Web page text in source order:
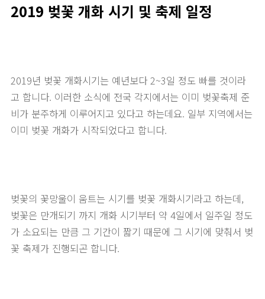
2019 벚꽃 개화 시기 및 축제 일정
2019년 벚꽃 개화시기는 예년보다 2~3일 정도 빠를 것이라
고 합니다. 이러한 소식에 전국 각지에서는 이미 벚꽃축제 준
비가 분주하게 이루어지고 있다고 하는데요. 일부 지역에서는
이미 벚꽃 개화가 시작되었다고 합니다.
벚꽃의 꽃망울이 움트는 시기를 벚꽃 개화시기라고 하는데,
벚꽃은 만개되기 까지 개화 시기부터 약 4일에서 일주일 정도
가 소요되는 만큼 그 기간이 짧기 때문에 그 시기에 맞춰서 벚
꽃 축제가 진행되곤 합니다.